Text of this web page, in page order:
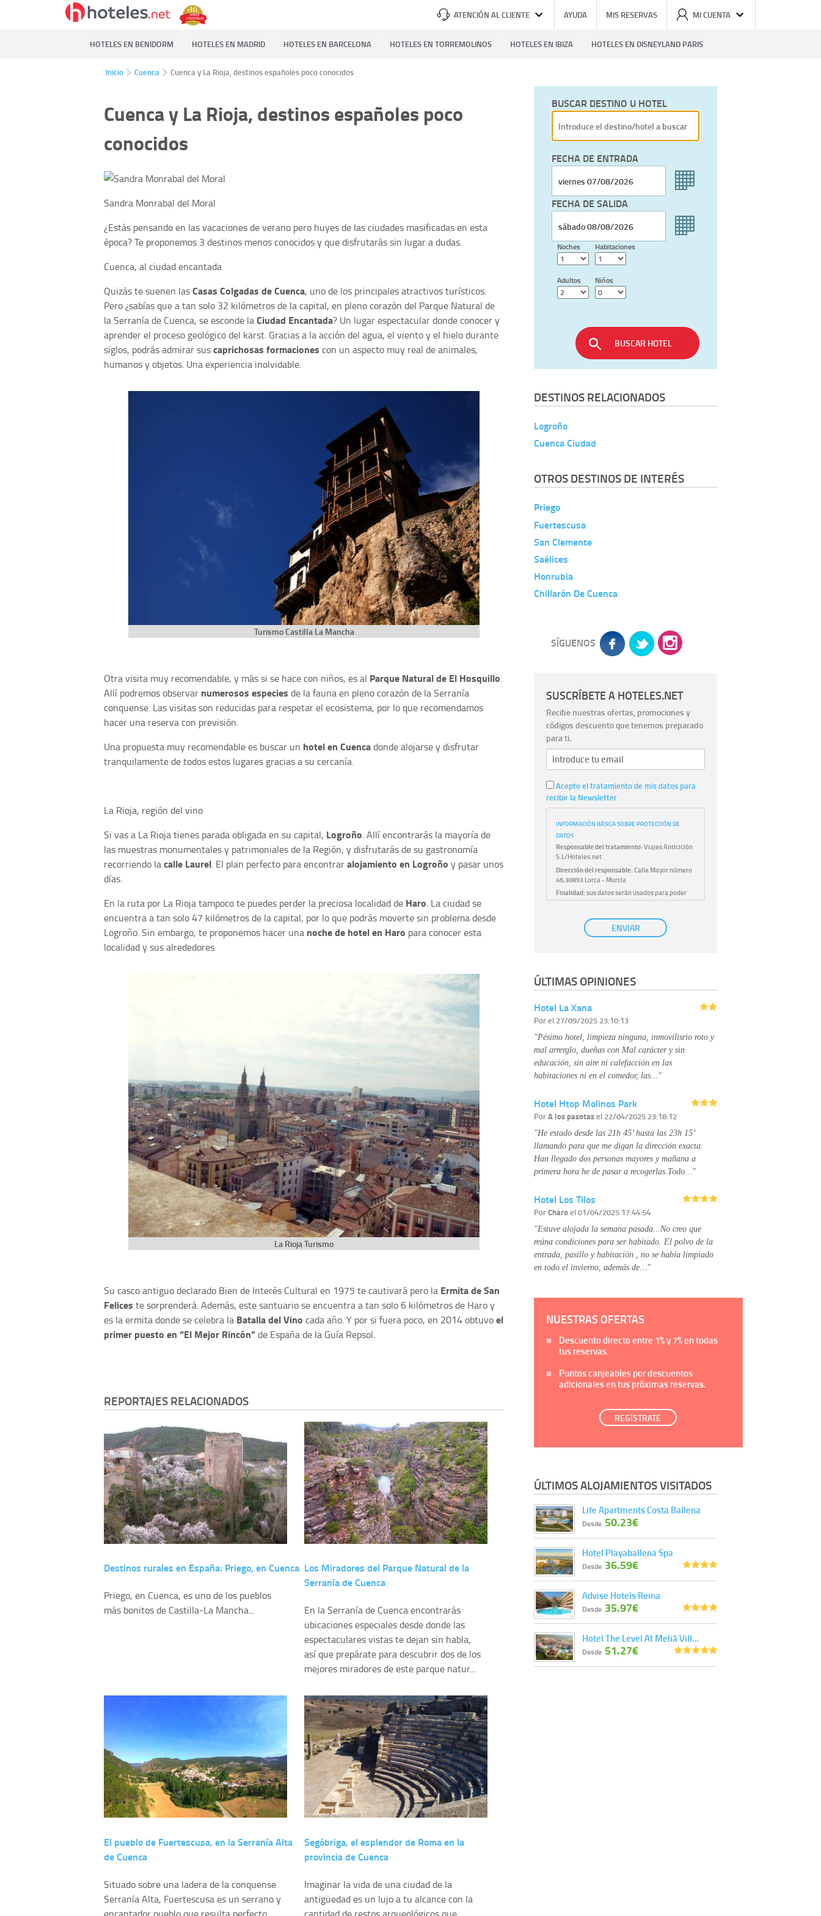
ATENCIÓN AL CLIENTE AYUDA MIS RESERVAS MI CUENTA
HOTELES EN BENIDORM HOTELES EN MADRID HOTELES EN BARCELONA HOTELES EN TORREMOLINOS HOTELES EN IBIZA HOTELES EN DISNEYLAND PARIS
Inicio Cuenca Cuenca y La Rioja, destinos españoles poco conocidos
Cuenca y La Rioja, destinos españoles poco
conocidos
Sandra Monrabal del Moral
¿Estás pensando en las vacaciones de verano pero huyes de las ciudades masificadas en esta
época? Te proponemos 3 destinos menos conocidos y que disfrutarás sin lugar a dudas.
Cuenca, al ciudad encantada
Quizás te suenen lasCasas Colgadas de Cuenca, uno de los principales atractivos turísticos.
Pero ¿sabías que a tan solo 32 kilómetros de la capital, en pleno corazón del Parque Natural de
la Serranía de Cuenca, se esconde laCiudad Encantada? Un lugar espectacular donde conocer y
aprender el proceso geológico del karst. Gracias a la acción del agua, el viento y el hielo durante
siglos, podrás admirar suscaprichosas formaciones con un aspecto muy real de animales,
humanos y objetos. Una experiencia inolvidable.
Turismo Castilla La Mancha
Otra visita muy recomendable, y más si se hace con niños, es al Parque Natural de El Hosquillo.
Allí podremos observar numerosos especies de la fauna en pleno corazón de la Serranía
conquense. Las visitas son reducidas para respetar el ecosistema, por lo que recomendamos
hacer una reserva con previsión.
Una propuesta muy recomendable es buscar un hotel en Cuencadonde alojarse y disfrutar
tranquilamente de todos estos lugares gracias a su cercanía.
La Rioja, región del vino
Si vas a La Rioja tienes parada obligada en su capital, Logroño. Allí encontrarás la mayoría de
las muestras monumentales y patrimoniales de la Región; y disfrutarás de su gastronomía
recorriendo lacalle Laurel. El plan perfecto para encontraralojamiento en Logroño y pasar unos
días.
En la ruta por La Rioja tampoco te puedes perder la preciosa localidad de Haro. La ciudad se
encuentra a tan solo 47 kilómetros de la capital, por lo que podrás moverte sin problema desde
Logroño. Sin embargo, te proponemos hacer una noche de hotel en Haro para conocer esta
localidad y sus alrededores.
La Rioja Turismo
Su casco antiguo declarado Bien de Interés Cultural en 1975 te cautivará pero la Ermita de San
Felices te sorprenderá. Además, este santuario se encuentra a tan solo 6 kilómetros de Haro y
es la ermita donde se celebra la Batalla del Vino cada año. Y por si fuera poco, en 2014 obtuvoel
primer puesto en “El Mejor Rincón”de España de la Guía Repsol.
REPORTAJES RELACIONADOS
Destinos rurales en España: Priego, en Cuenca
Priego, en Cuenca, es uno de los pueblos
más bonitos de Castilla-La Mancha...
Los Miradores del Parque Natural de la
Serranía de Cuenca
En la Serranía de Cuenca encontrarás
ubicaciones especiales desde donde las
espectaculares vistas te dejan sin habla,
así que prepárate para descubrir dos de los
mejores miradores de este parque natur...
El pueblo de Fuertescusa, en la Serranía Alta
de Cuenca
Situado sobre una ladera de la conquense
Serranía Alta, Fuertescusa es un serrano y
Segóbriga, el esplendor de Roma en la
provincia de Cuenca
Imaginar la vida de una ciudad de la
antigüedad es un lujo a tu alcance con la
BUSCAR DESTINO U HOTEL
FECHA DE ENTRADA
FECHA DE SALIDA
Noches Habitaciones
Adultos Niños
BUSCAR HOTEL
DESTINOS RELACIONADOS
Logroño
Cuenca Ciudad
OTROS DESTINOS DE INTERÉS
Priego
Fuertescusa
San Clemente
Saélices
Honrubia
Chillarón De Cuenca
SÍGUENOS
SUSCRÍBETE A HOTELES.NET
Recibe nuestras ofertas, promociones y
códigos descuento que tenemos preparado
para ti.
Acepto el tratamiento de mis datos para
recibir la Newsletter
INFORMACIÓN BÁSICA SOBRE PROTECCIÓN DE
DATOS
Responsable del tratamiento:Viajes Anticiclón
S.L/Hoteles.net
Dirección del responsable:Calle Mayor número
46,30893 Lorca - Murcia
Finalidad:sus datos serán usados para poder
atender sus solicitudes y prestarle nuestros
Publicidad: solo le enviaremos publicidad con su
autorización previa, que podrá facilitarnos
con su consentimiento previo, que podrá
facilitarnos mediante la casilla correspondiente
Destinatarios:
personal de nuestra entidad que esté
conocimiento de la información que le pedimos.
No se comunicarán datos a terceros.
Derechos: tiene derecho a saber qué
información tenemos sobre usted, corregirla y
eliminarla, tal y como se explica en la
página web.
Información complementaria:Puede consultar
tratamos sus datos en lapolítica de privacidad
ENVIAR
ÚLTIMAS OPINIONES
Hotel La Xana
Porel 27/09/2025 23:10:13
"Pésimo hotel, limpieza ninguna, inmovilisrio roto y
mal arrerglo, dueñas con Mal carácter y sin
educación, sin aire ni calefacción en las
habitaciones ni en el comedor, las…"
Hotel Htop Molinos Park
PorA los pasotasel 22/04/2025 23:18:12
"He estado desde las 21h 45’ hasta las 23h 15’
llamando para que me digan la dirección exacta.
Han llegado dos personas mayores y mañana a
primera hora he de pasar a recogerlas.Todo…"
Hotel Los Tilos
PorCharoel 01/04/2025 17:44:54
"Estuve alojada la semana pasada...No creo que
reúna condiciones para ser habitado. El polvo de la
entrada, pasillo y habitación , no se había limpiado
en todo el invierno, además de…"
NUESTRAS OFERTAS
Descuento directo entre 1%y7%en todas
tus reservas.
Puntos canjeables por descuentos
adicionales en tus próximas reservas.
REGÍSTRATE
ÚLTIMOS ALOJAMIENTOS VISITADOS
Life Apartments Costa Ballena
Desde 50.23€
Hotel Playaballena Spa
Desde 36.59€
Advise Hotels Reina
Desde 35.97€
Hotel The Level At Meliá Vill…
Desde 51.27€